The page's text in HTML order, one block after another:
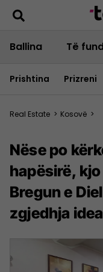
Ballina Të
Prishtina Prizreni
Real Estate > Kosovë >
Nëse po
hapësirë,
Bregun e
zgjedhja